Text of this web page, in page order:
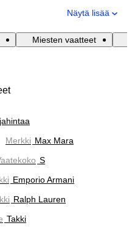
Näytä lisää
Miesten vaatteet
Merkki Max Mara
S
Emporio Armani
Ralph Lauren
Takki